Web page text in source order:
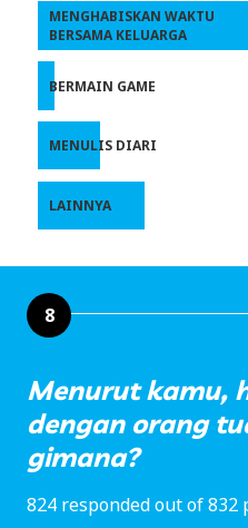
MENGHABISKAN WAKTU
BERSAMA KELUARGA
BERMAIN GAME
MENULIS DIARI
LAINNYA
8
Menurut kamu,
dengan orang
gimana?
824 responded out of 832